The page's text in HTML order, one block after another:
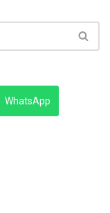
WhatsApp